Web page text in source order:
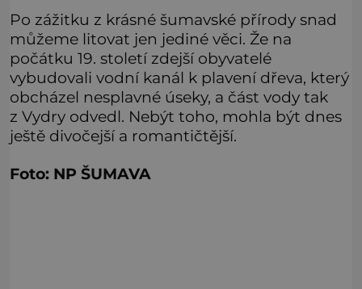
Po zážitku z krásné šumavské přírody snad
můžeme litovat jen jediné věci. Že na
počátku 19. století zdejší obyvatelé
vybudovali vodní kanál k plavení dřeva, který
obcházel nesplavné úseky, a část vody tak
z Vydry odvedl. Nebýt toho, mohla být dnes
ještě divočejší a romantičtější.
Foto: NP ŠUMAVA